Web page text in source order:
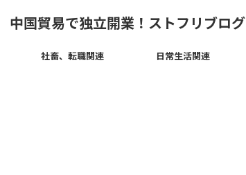
中国貿易で独立開業！ストフリブログ
社畜、転職関連 日常生活関連